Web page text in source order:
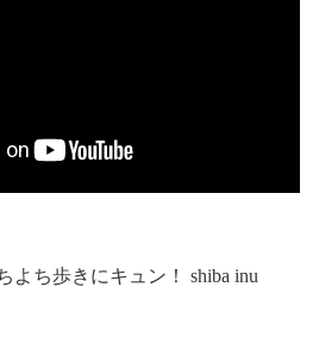
よち歩きにキュン！ shiba inu